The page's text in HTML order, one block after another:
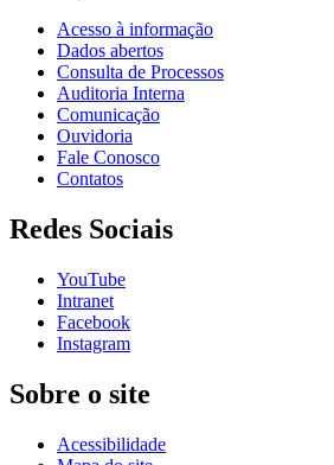
Acesso à informação
Dados abertos
Consulta de Processos
Auditoria Interna
Comunicação
Ouvidoria
Fale Conosco
Contatos
Redes Sociais
YouTube
Intranet
Facebook
Instagram
Sobre o site
Acessibilidade